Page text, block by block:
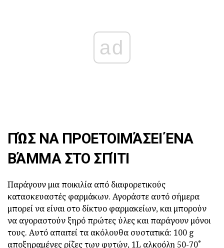
ad
ΠΏΣ ΝΑ ΠΡΟΕΤΟΙΜΆΣΕΙ ΈΝΑ
ΒΆΜΜΑ ΣΤΟ ΣΠΊΤΙ
Παράγουν μια ποικιλία από διαφορετικούς
κατασκευαστές φαρμάκων. Αγοράστε αυτό σήμερα
μπορεί να είναι στο δίκτυο φαρμακείων, και μπορούν
να αγοραστούν ξηρό πρώτες ύλες και παράγουν μόνοι
τους. Αυτό απαιτεί τα ακόλουθα συστατικά: 100 g
αποξηραμένες ρίζες των φυτών, 1L αλκοόλη 50-70˚